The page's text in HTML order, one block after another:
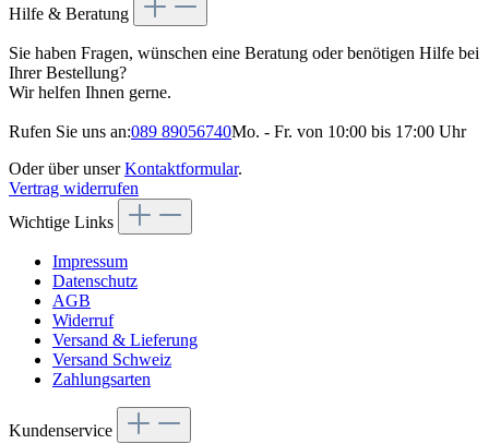
Hilfe & Beratung
Sie haben Fragen, wünschen eine Beratung oder benötigen Hilfe bei
Ihrer Bestellung?
Wir helfen Ihnen gerne.
Rufen Sie uns an:089 89056740Mo. - Fr. von 10:00 bis 17:00 Uhr
Oder über unserKontaktformular.
Vertrag widerrufen
Wichtige Links
Impressum
Datenschutz
AGB
Widerruf
Versand & Lieferung
Versand Schweiz
Zahlungsarten
Kundenservice